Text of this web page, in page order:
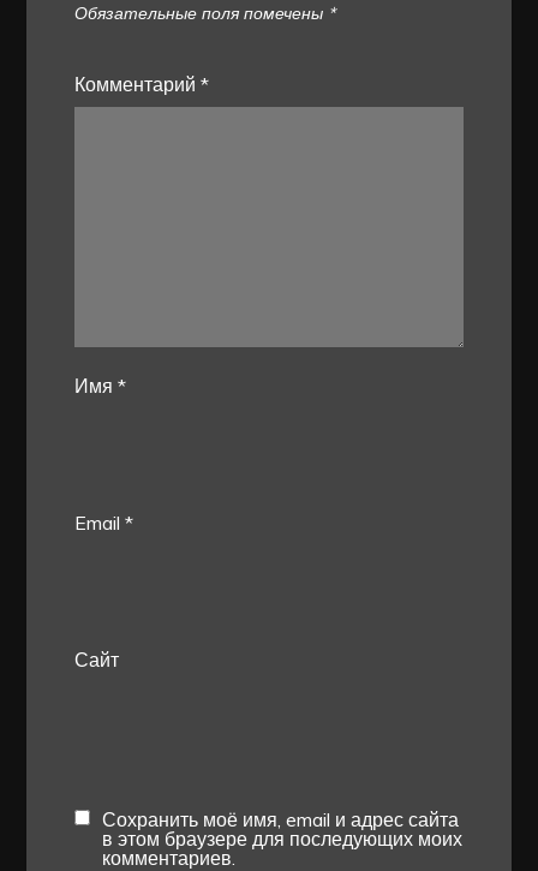
Обязательные поля помечены *
Комментарий*
Имя*
Email*
Сайт
Сохранить моё имя, email и адрес сайта
в этом браузере для последующих моих
комментариев.